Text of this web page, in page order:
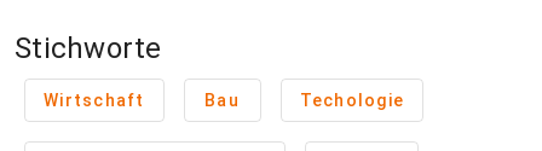
Stichworte
Wirtschaft Bau Techologie